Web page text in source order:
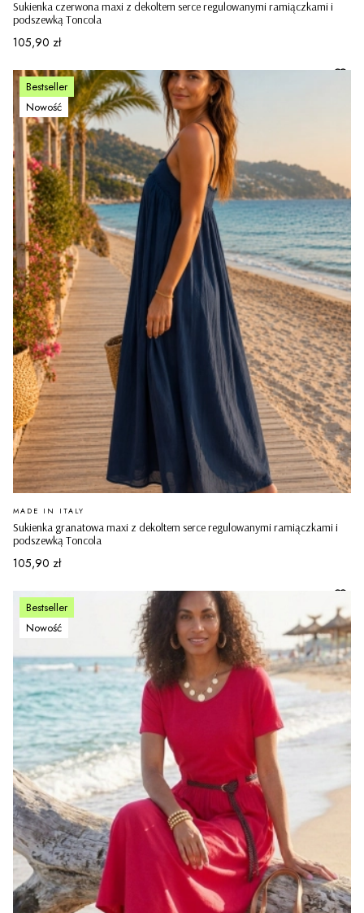
Sukienka czerwona maxi z dekoltem serce regulowanymi ramiączkami i
podszewką Toncola
Cena
105,90 zł
Bestseller
Nowość
Sukienka granatowa maxi z dekoltem serce regulowanymi ramiączkami i
podszewką Toncola
PRODUCENT
MADE IN ITALY
Cena
105,90 zł
Bestseller
Nowość